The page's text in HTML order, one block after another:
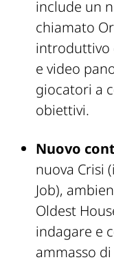
include un
chiamato
introduttivo
e video
giocatori a
obiettivi.
Nuovo
nuova Crisi
Job),
Oldest
indagare e
ammasso